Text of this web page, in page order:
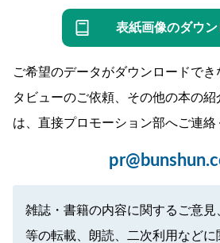
表紙画像のダウン
ご希望のデータがダウンロードで
タビューのご依頼、その他の本の
は、直接プロモーション部へご連絡
雑誌・書籍の内容に関するご意
等の転載、朗読、二次利用など